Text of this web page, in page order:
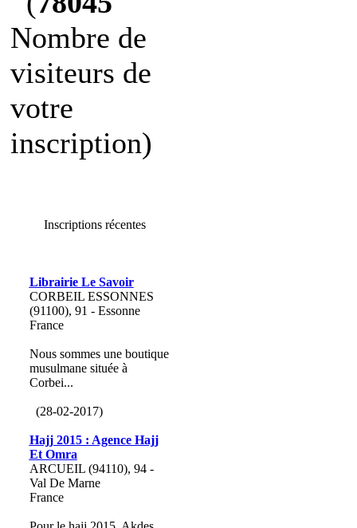
Nombre de
visiteurs de
votre
inscription)
Inscriptions récentes
Librairie Le Savoir
CORBEIL ESSONNES
(91100), 91 - Essonne
France
Nous sommes une boutique
musulmane située à
Corbei...
(28-02-2017)
Hajj 2015 : Agence Hajj
Et Omra
ARCUEIL (94110), 94 -
Val De Marne
France